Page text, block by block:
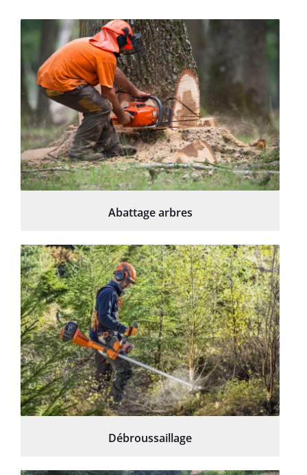
Abattage arbres
Débroussaillage